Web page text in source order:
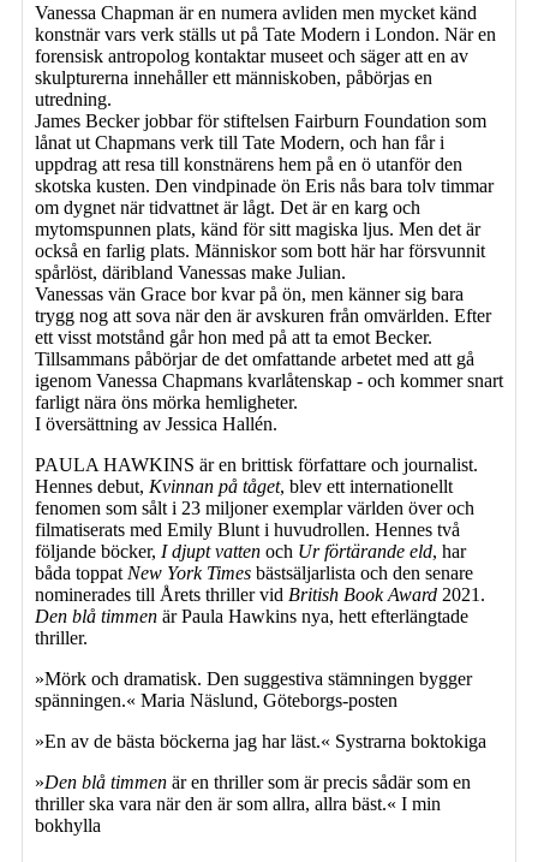
Vanessa Chapman är en numera avliden men mycket känd
konstnär vars verk ställs ut på Tate Modern i London. När en
forensisk antropolog kontaktar museet och säger att en av
skulpturerna innehåller ett människoben, påbörjas en
utredning.
James Becker jobbar för stiftelsen Fairburn Foundation som
lånat ut Chapmans verk till Tate Modern, och han får i
uppdrag att resa till konstnärens hem på en ö utanför den
skotska kusten. Den vindpinade ön Eris nås bara tolv timmar
om dygnet när tidvattnet är lågt. Det är en karg och
mytomspunnen plats, känd för sitt magiska ljus. Men det är
också en farlig plats. Människor som bott här har försvunnit
spårlöst, däribland Vanessas make Julian.
Vanessas vän Grace bor kvar på ön, men känner sig bara
trygg nog att sova när den är avskuren från omvärlden. Efter
ett visst motstånd går hon med på att ta emot Becker.
Tillsammans påbörjar de det omfattande arbetet med att gå
igenom Vanessa Chapmans kvarlåtenskap - och kommer snart
farligt nära öns mörka hemligheter.
I översättning av Jessica Hallén.
PAULA HAWKINS är en brittisk författare och journalist.
Hennes debut, Kvinnan på tåget, blev ett internationellt
fenomen som sålt i 23 miljoner exemplar världen över och
filmatiserats med Emily Blunt i huvudrollen. Hennes två
följande böcker, I djupt vatten och Ur förtärande eld, har
båda toppat New York Times bästsäljarlista och den senare
nominerades till Årets thriller vid British Book Award 2021.
Den blå timmen är Paula Hawkins nya, hett efterlängtade
thriller.
»Mörk och dramatisk. Den suggestiva stämningen bygger
spänningen.« Maria Näslund, Göteborgs-posten
»En av de bästa böckerna jag har läst.« Systrarna boktokiga
»Den blå timmen är en thriller som är precis sådär som en
thriller ska vara när den är som allra, allra bäst.« I min
bokhylla